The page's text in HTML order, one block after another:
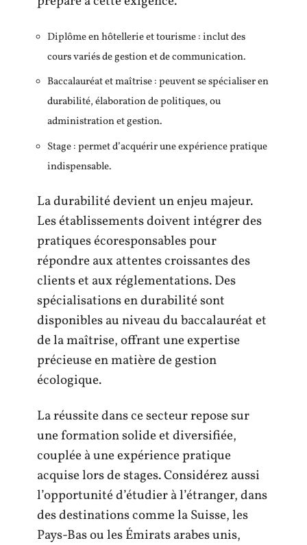
Diplôme en hôtellerie et tourisme : inclut des
cours variés de gestion et de communication.
Baccalauréat et maîtrise : peuvent se spécialiser en
durabilité, élaboration de politiques, ou
administration et gestion.
Stage : permet d’acquérir une expérience pratique
indispensable.
La durabilité devient un enjeu majeur.
Les établissements doivent intégrer des
pratiques écoresponsables pour
répondre aux attentes croissantes des
clients et aux réglementations. Des
spécialisations en durabilité sont
disponibles au niveau du baccalauréat et
de la maîtrise, offrant une expertise
précieuse en matière de gestion
écologique.
La réussite dans ce secteur repose sur
une formation solide et diversifiée,
couplée à une expérience pratique
acquise lors de stages. Considérez aussi
l’opportunité d’étudier à l’étranger, dans
des destinations comme la Suisse, les
Pays-Bas ou les Émirats arabes unis,